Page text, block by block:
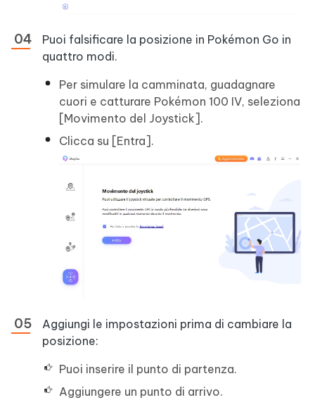
Puoi falsificare la posizione in Pokémon Go in
quattro modi.
Per simulare la camminata, guadagnare
cuori e catturare Pokémon 100 IV, seleziona
[Movimento del Joystick].
Clicca su [Entra].
Aggiungi le impostazioni prima di cambiare la
posizione:
Puoi inserire il punto di partenza.
Aggiungere un punto di arrivo.